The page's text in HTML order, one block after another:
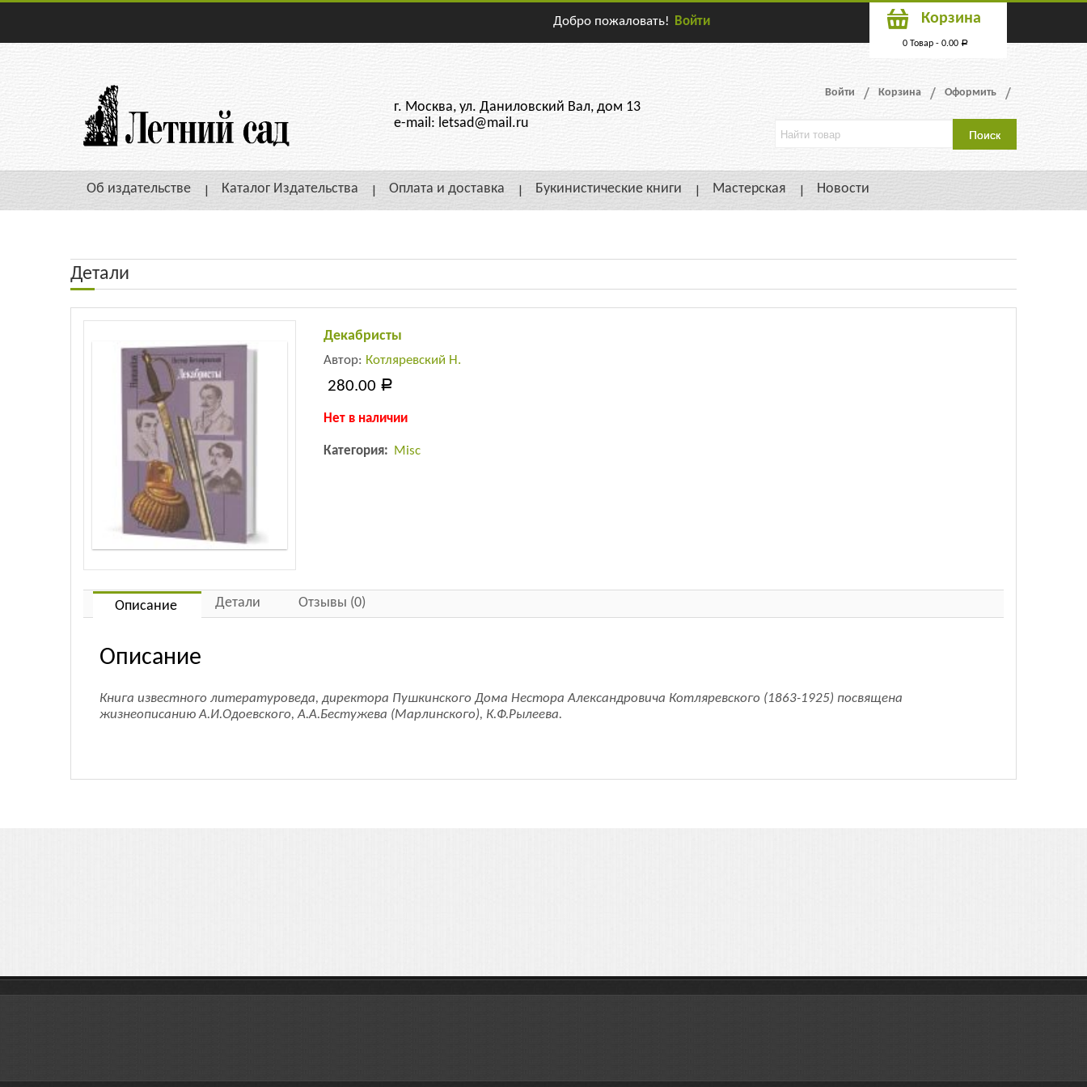
Добро пожаловать! Войти Корзина
0 Товар - 0.00 Р
г. Москва, ул. Даниловский Вал, дом 13
e-mail: letsad@mail.ru
Войти Корзина Оформить
Об издательстве Каталог Издательства Оплата и доставка Букинистические книги Мастерская Новости
Детали
Декабристы
Автор: Котляревский Н.
280.00 Р
Нет в наличии
Категория: Misc
Описание Детали Отзывы (0)
Описание
Книга известного литературоведа, директора Пушкинского Дома Нестора Александровича Котляревского (1863-1925) посвящена
жизнеописанию А.И.Одоевского, А.А.Бестужева (Марлинского), К.Ф.Рылеева.